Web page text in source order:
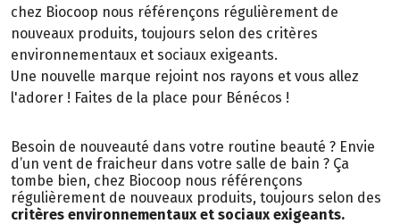
chez Biocoop nous référençons régulièrement de
nouveaux produits, toujours selon des critères
environnementaux et sociaux exigeants.
Une nouvelle marque rejoint nos rayons et vous allez
l'adorer ! Faites de la place pour Bénécos !
Besoin de nouveauté dans votre routine beauté ? Envie
d’un vent de fraicheur dans votre salle de bain ? Ça
tombe bien, chez Biocoop nous référençons
régulièrement de nouveaux produits, toujours selon des
critères environnementaux et sociaux exigeants.